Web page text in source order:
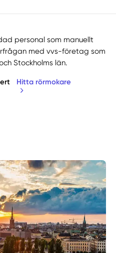
personal som manuellt
med vvs-företag som
Stockholms län.
Hitta rörmokare